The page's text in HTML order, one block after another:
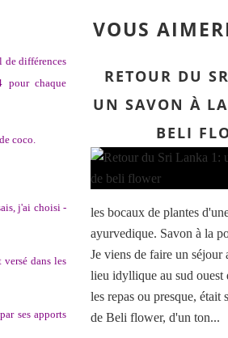
de différences
pour chaque
coco.
j'ai choisi -
dans les
ses apports
VOUS
RETOUR DU
UN SAVON À
BELI
les bocaux de plantes
ayurvedique. Savon à la
Je viens de faire un séjour
lieu idyllique au sud
les repas ou presque, était
de Beli flower, d'un ton...